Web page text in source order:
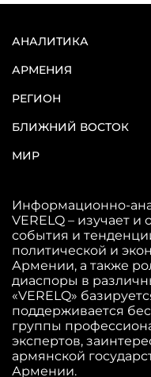
АНАЛИТИКА
АРМЕНИЯ
РЕГИОН
БЛИЖНИЙ ВОСТОК
МИР
Информационно-
VERELQ – изучает
события и
политической и
Армении, а также
диаспоры в
«VERELQ»
поддерживается
группы
экспертов,
армянской
Армении.